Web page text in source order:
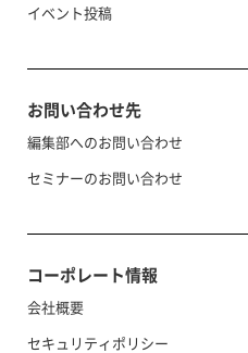
イベント投稿
お問い合わせ先
編集部へのお問い合わせ
セミナーのお問い合わせ
コーポレート情報
会社概要
セキュリティポリシー